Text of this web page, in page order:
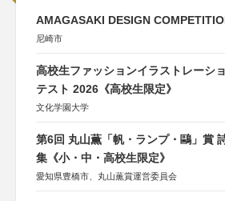
AMAGASAKI DESIGN
尼崎市
高校生ファッションイラストレーシ
テスト 2026《高校生限定》
文化学園大学
第6回 丸山薫「帆・ランプ・鷗」賞
集《小・中・高校生限定》
愛知県豊橋市、丸山薫賞運営委員会